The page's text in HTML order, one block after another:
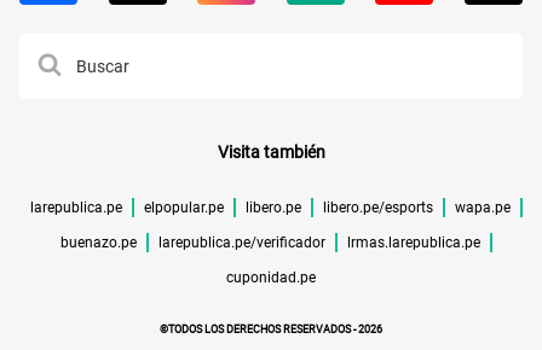
Visita también
larepublica.pe elpopular.pe libero.pe libero.pe/esports wapa.pe
buenazo.pe larepublica.pe/verificador lrmas.larepublica.pe
cuponidad.pe
©TODOS LOS DERECHOS RESERVADOS -2026